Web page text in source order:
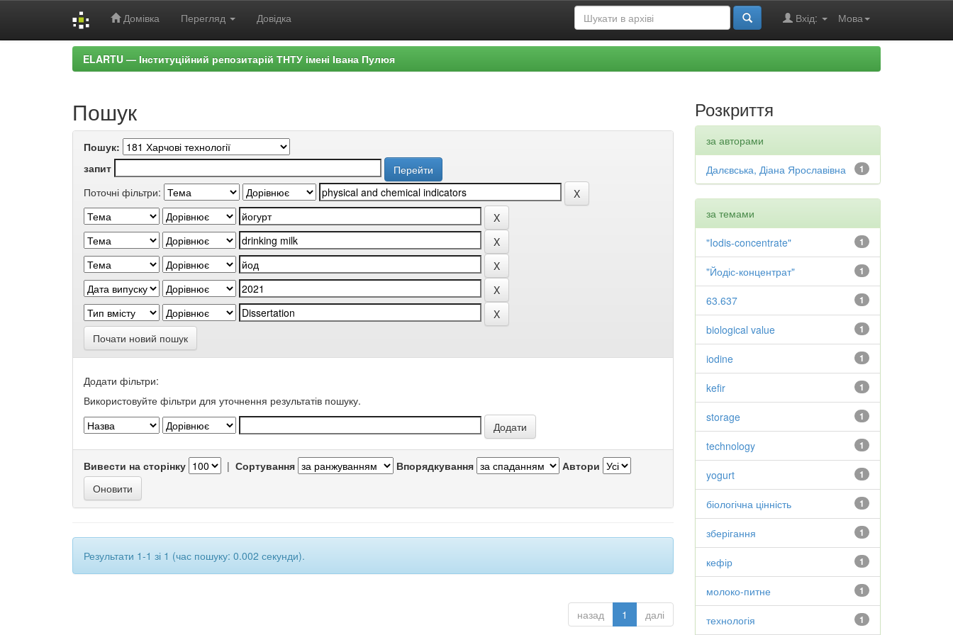
Домівка Перегляд Довідка Мова
Вхід:
ELARTU — Інституційний репозитарій ТНТУ імені Івана Пулюя
Пошук
Пошук:
запит
Поточні фільтри:
Почати новий пошук
Додати фільтри:
Використовуйте фільтри для уточнення результатів пошуку.
Вивести на сторінку | Сортування Впорядкування Автори
Результати 1-1 зі 1 (час пошуку: 0.002 секунди).
назад 1 далі
Розкриття
за авторами
1
Далєвська, Діана Ярославівна
за темами
1
"Iodis-concentrate"
1
"Йодіс-концентрат"
1
63.637
1
biological value
1
iodine
1
kefir
1
storage
1
technology
1
yogurt
1
біологічна цінність
1
зберігання
1
кефір
1
молоко-питне
1
технологія